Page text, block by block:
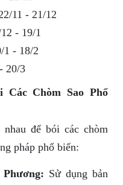
11 - 21/12
- 19/1
1 - 18/2
20/3
Các Chòm Sao Phổ
để bói các chòm
pháp phổ biến:
Sử dụng bản